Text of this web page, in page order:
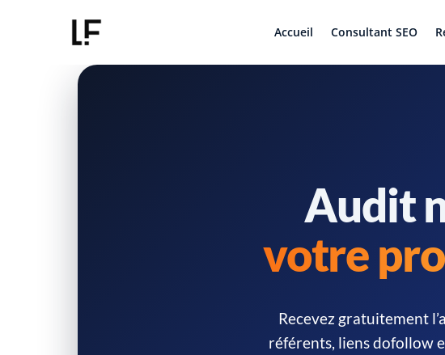
Accueil Consultant SEO
Audit
votre
Recevez gratuitement
référents, liens dofollow